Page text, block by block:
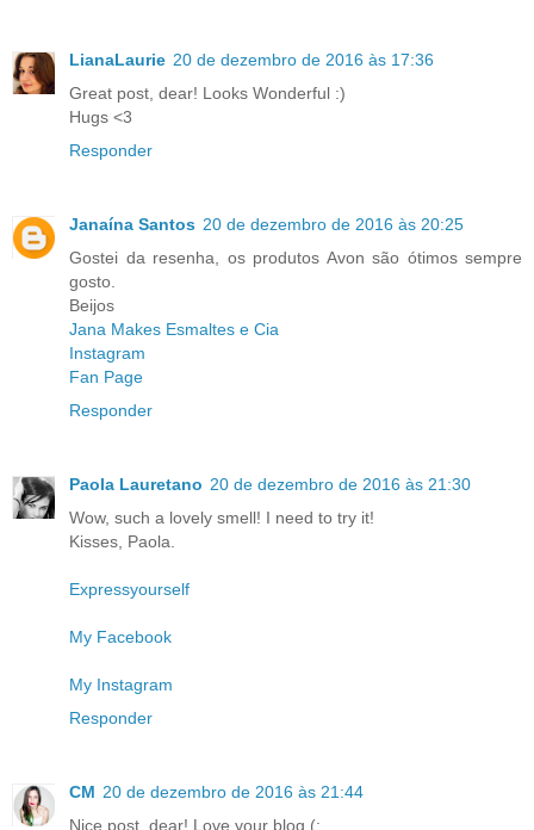
LianaLaurie 20 de dezembro de 2016 às 17:36
Great post, dear! Looks Wonderful :)
Hugs <3
Responder
Janaína Santos 20 de dezembro de 2016 às 20:25
Gostei da resenha, os produtos Avon são ótimos sempre
gosto.
Beijos
Jana Makes Esmaltes e Cia
Instagram
Fan Page
Responder
Paola Lauretano 20 de dezembro de 2016 às 21:30
Wow, such a lovely smell! I need to try it!
Kisses, Paola.
Expressyourself
My Facebook
My Instagram
Responder
CM 20 de dezembro de 2016 às 21:44
Nice post, dear! Love your blog (: